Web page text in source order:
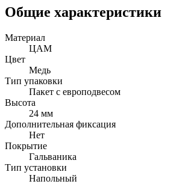
Общие характеристики
Материал
ЦАМ
Цвет
Медь
Тип упаковки
Пакет с европодвесом
Высота
24 мм
Дополнительная фиксация
Нет
Покрытие
Гальваника
Тип установки
Напольный